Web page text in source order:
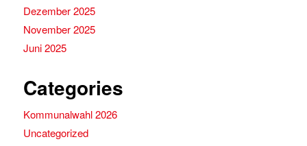
Dezember 2025
November 2025
Juni 2025
Categories
Kommunalwahl 2026
Uncategorized